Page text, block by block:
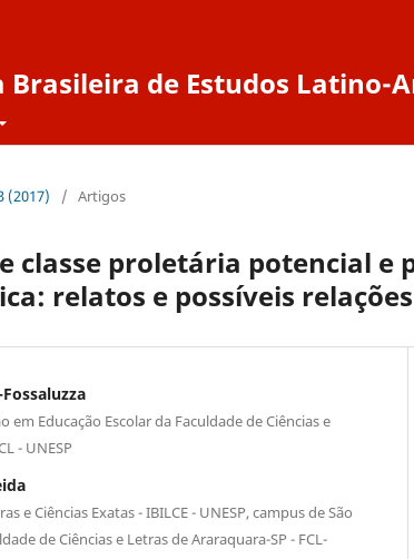
Brasileira de Estudos Latino-
(2017) / Artigos
classe proletária potencial e
relatos e possíveis relações
em Educação Escolar da Faculdade de Ciências e
- UNESP
e Ciências Exatas - IBILCE - UNESP, campus de São
de Ciências e Letras de Araraquara-SP - FCL-